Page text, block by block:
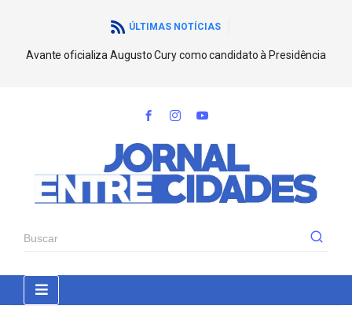
ÚLTIMAS NOTÍCIAS
Avante oficializa Augusto Cury como candidato à Presidência